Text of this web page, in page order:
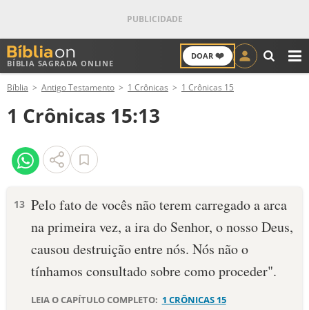
BÍBLIA SAGRADA ONLINE
DOAR ❤️
ANTIGO TESTAMENTO
NOVO TESTAMENTO
VERSÍCULOS
PALAVRA DO DIA
SALMO DO DIA
DEVOCIONAL DIÁRIO
Bíblia Antigo Testamento 1 Crônicas 1 Crônicas 15
1 Crônicas 15:13
13 Pelo fato de vocês não terem carregado a arca
na primeira vez, a ira do Senhor, o nosso Deus,
causou destruição entre nós. Nós não o
tínhamos consultado sobre como proceder".
LEIA O CAPÍTULO COMPLETO: 1 CRÔNICAS 15